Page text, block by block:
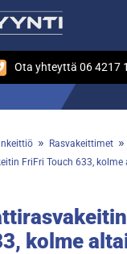
Ota yhteyttä 06 4217
» Rasvakeittimet »
FriFri Touch 633, kolme
kolme